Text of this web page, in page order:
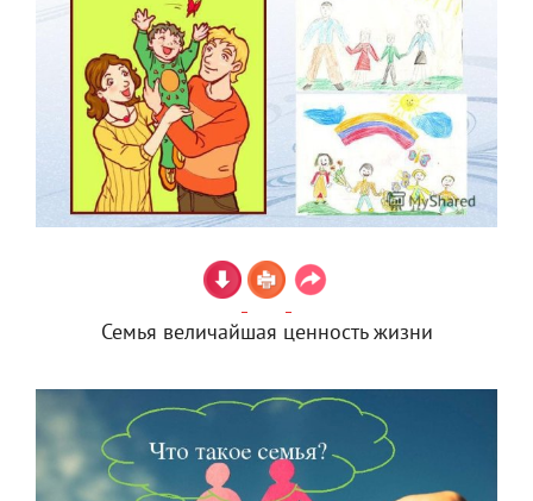
Семья величайшая ценность жизни